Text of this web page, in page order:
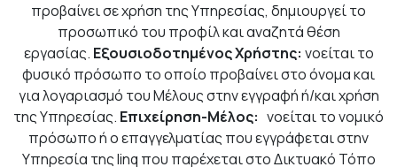
προβαίνει σε χρήση της Υπηρεσίας, δημιουργεί το
προσωπικό του προφίλ και αναζητά θέση
εργασίας. Εξουσιοδοτημένος Χρήστης: νοείται το
φυσικό πρόσωπο το οποίο προβαίνει στο όνομα και
για λογαριασμό του Μέλους στην εγγραφή ή/και χρήση
της Υπηρεσίας. Επιχείρηση-Μέλος: νοείται το νομικό
πρόσωπο ή ο επαγγελματίας που εγγράφεται στην
Υπηρεσία της linq που παρέχεται στο Δικτυακό Τόπο